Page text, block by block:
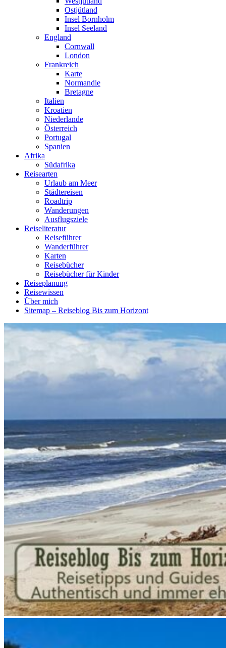
Ostjütland
Insel Bornholm
Insel Seeland
England
Cornwall
London
Frankreich
Karte
Normandie
Bretagne
Italien
Kroatien
Niederlande
Österreich
Portugal
Spanien
Afrika
Südafrika
Reisearten
Urlaub am Meer
Städtereisen
Roadtrip
Wanderungen
Ausflugsziele
Reiseliteratur
Reiseführer
Wanderführer
Karten
Reisebücher
Reisebücher für Kinder
Reiseplanung
Reisewissen
Über mich
Sitemap – Reiseblog Bis zum Horizont